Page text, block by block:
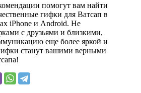
помогут вам найти
гифки для Ватсап в
iPhone и Android. Не
с друзьями и близкими,
еще более яркой и
станут вашими верными